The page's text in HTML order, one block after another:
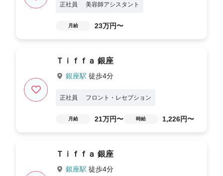
正社員 美容師アシスタント
月給 23万円〜
Ｔｉｆｆａ 銀座
銀座駅 徒歩4分
正社員 フロント・レセプション
月給 21万円〜 時給 1,226円〜
Ｔｉｆｆａ 銀座
銀座駅 徒歩4分